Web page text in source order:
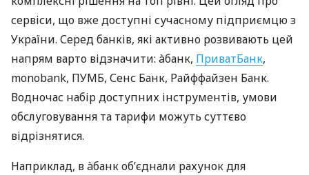
сервіси, що вже доступні сучасному підприємцю з
України. Серед банків, які активно розвивають цей
напрям варто відзначити: àбанк, ПриватБанк,
monobank, ПУМБ, Сенс Банк, Райффайзен Банк.
Водночас набір доступних інструментів, умови
обслуговування та тарифи можуть суттєво
відрізнятися.
Наприклад, в àбанк об’єднали рахунок для